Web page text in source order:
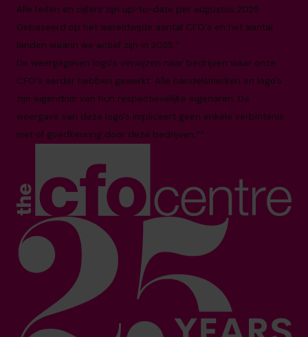
Alle feiten en cijfers zijn up-to-date per augustus 2025
Gebaseerd op het wereldwijde aantal CFO's en het aantal
landen waarin we actief zijn in 2025.*
De weergegeven logo's verwijzen naar bedrijven waar onze
CFO's eerder hebben gewerkt. Alle handelsmerken en logo's
zijn eigendom van hun respectievelijke eigenaren. De
weergave van deze logo's impliceert geen enkele verbintenis
met of goedkeuring door deze bedrijven.**